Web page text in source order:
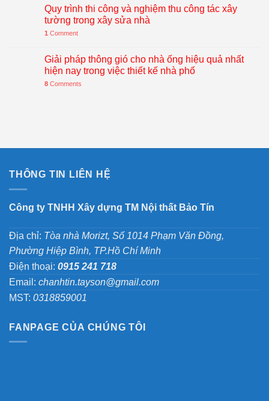
Quy trình thi công và nghiệm thu công tác xây
tường trong xây sửa nhà
1 Comment
Giải pháp thông gió cho nhà ống hiệu quả nhất
hiện nay trong việc thiết kế nhà phố
8 Comments
THÔNG TIN LIÊN HỆ
Công ty TNHH Xây dựng TM Nội thất Bảo Tín
Địa chỉ: Tòa nhà Morizt, Số 1014 Phạm Văn Đồng,
Phường Hiệp Bình, TP.Hồ Chí Minh
Điện thoại: 0915 241 718
Email: chanhtin.tayson@gmail.com
MST: 0318859001
FANPAGE CỦA CHÚNG TÔI